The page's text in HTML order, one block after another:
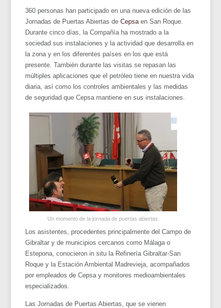
360 personas han participado en una nueva edición de las
Jornadas de Puertas Abiertas deCepsaen San Roque.
Durante cinco días, la Compañía ha mostrado a la
sociedad sus instalaciones y la actividad que desarrolla en
la zona y en los diferentes países en los que está
presente. También durante las visitas se repasan las
múltiples aplicaciones que el petróleo tiene en nuestra vida
diaria, así como los controles ambientales y las medidas
de seguridad que Cepsa mantiene en sus instalaciones.
Un momento de la jornada de puertas abiertas.
Los asistentes, procedentes principalmente del Campo de
Gibraltar y de municipios cercanos como Málaga o
Estepona, conocieron in situ la Refinería Gibraltar-San
Roque y la Estación Ambiental Madrevieja, acompañados
por empleados de Cepsa y monitores medioambientales
especializados.
Las Jornadas de Puertas Abiertas, que se vienen